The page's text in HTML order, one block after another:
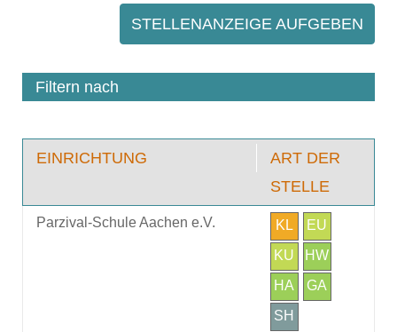
STELLENANZEIGE AUFGEBEN
Filtern nach
EINRICHTUNG
ART DER
STELLE
Parzival-Schule Aachen e.V. KL
EU
KU
HW
HA
GA
SH